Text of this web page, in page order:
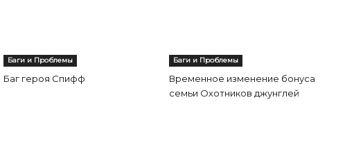
Баги и Проблемы
Баг героя Спифф
Баги и Проблемы
Временное изменение бонуса
семьи Охотников джунглей